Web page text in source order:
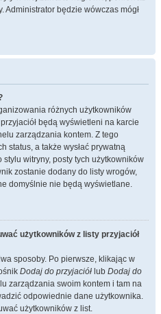
będzie wówczas mógł
różnych użytkowników
będą wyświetleni na karcie
zarządzania kontem. Z tego
status, a także wysłać prywatną
witryny, posty tych użytkowników
zostanie dodany do listy wrogów,
domyślnie nie będą wyświetlane.
użytkowników z listy przyjaciół
sposoby. Po pierwsze, klikając w
Dodaj do przyjaciół lub Dodaj do
zarządzania swoim kontem i tam na
odpowiednie dane użytkownika.
użytkowników z list.